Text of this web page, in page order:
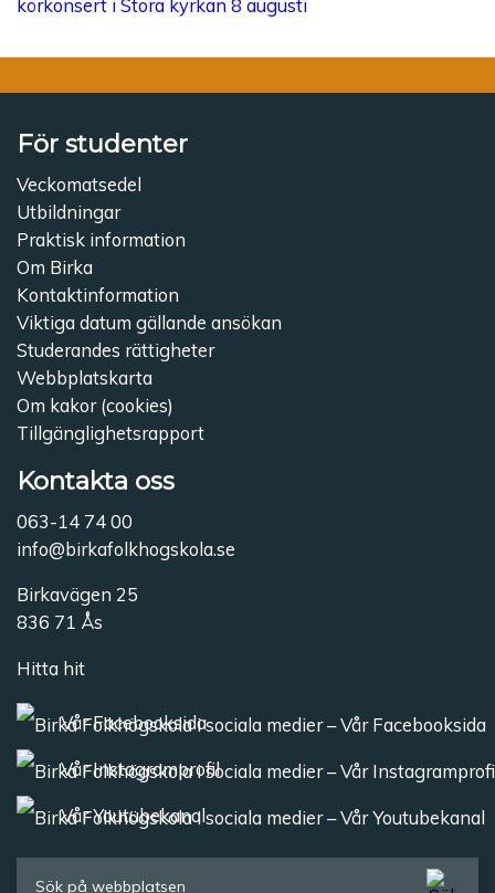
körkonsert i Stora kyrkan 8 augusti
För studenter
Veckomatsedel
Utbildningar
Praktisk information
Om Birka
Kontaktinformation
Viktiga datum gällande ansökan
Studerandes rättigheter
Webbplatskarta
Om kakor (cookies)
Tillgänglighetsrapport
Kontakta oss
063-14 74 00
info@birkafolkhogskola.se
Birkavägen 25
836 71 Ås
Hitta hit
Vår Facebooksida
Vår Instagramprofil
Vår Youtubekanal
Sök efter: